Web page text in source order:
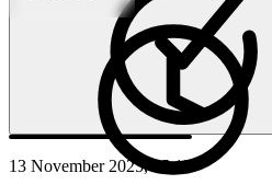
13 November 2025, 15:15